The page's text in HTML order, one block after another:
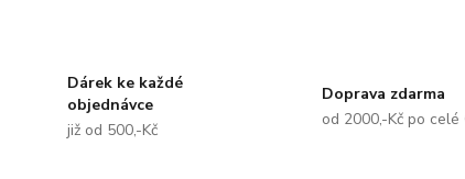
Dárek ke každé
objednávce
již od 500,-Kč
Doprava zdarma
od 2000,-Kč po celé